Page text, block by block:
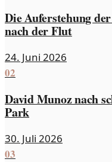
Die Auferstehung
nach der Flut
24. Juni 2026
02
David Munoz nach
Park
30. Juli 2026
03